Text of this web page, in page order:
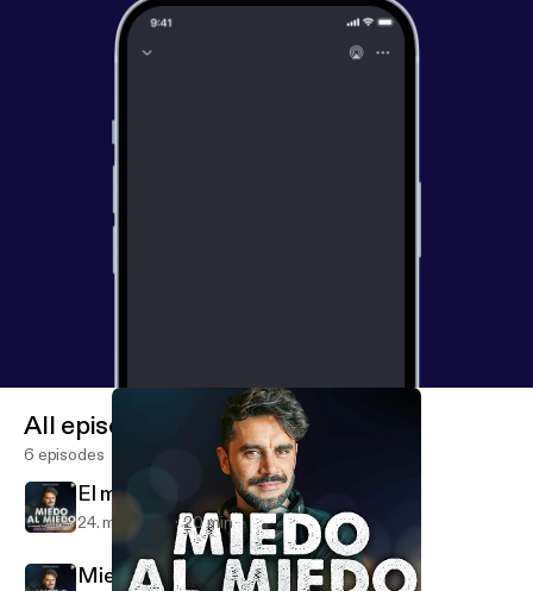
All episodes
6 episodes
El miedo escondido
24. maj 2022 20 min
Miedo onírico